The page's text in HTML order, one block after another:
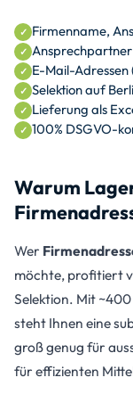
Firmenname,
E-Mail-Adressen
Selektion auf
Lieferung als
100% DSGVO-
Warum
Wer
möchte, profitiert
Selektion. Mit
steht Ihnen eine
groß genug für
für effizienten